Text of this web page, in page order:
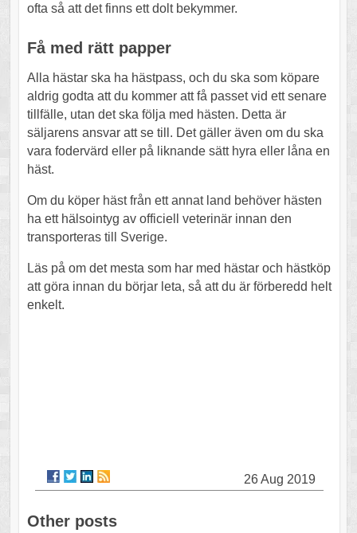
ofta så att det finns ett dolt bekymmer.
Få med rätt papper
Alla hästar ska ha hästpass, och du ska som köpare
aldrig godta att du kommer att få passet vid ett senare
tillfälle, utan det ska följa med hästen. Detta är
säljarens ansvar att se till. Det gäller även om du ska
vara fodervärd eller på liknande sätt hyra eller låna en
häst.
Om du köper häst från ett annat land behöver hästen
ha ett hälsointyg av officiell veterinär innan den
transporteras till Sverige.
Läs på om det mesta som har med hästar och hästköp
att göra innan du börjar leta, så att du är förberedd helt
enkelt.
26 Aug 2019
Other posts